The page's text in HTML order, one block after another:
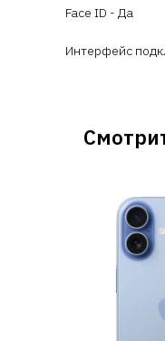
Face ID - Да
Интерфейс